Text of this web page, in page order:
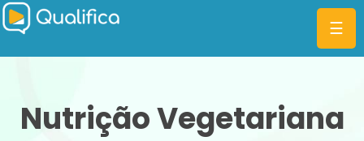
☰
Nutrição Vegetariana